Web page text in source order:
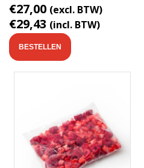
€27,00 (excl. BTW)
€29,43 (incl. BTW)
BESTELLEN